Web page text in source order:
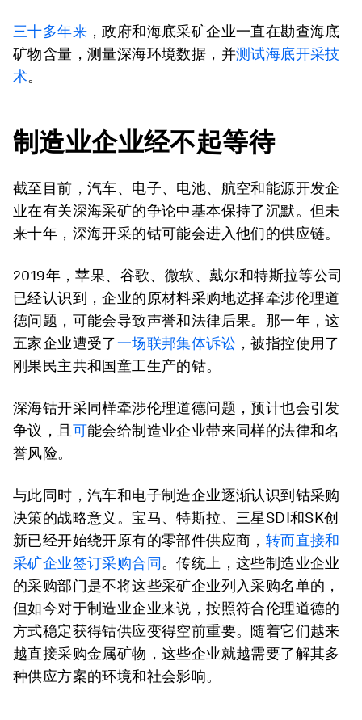
三十多年来 ，政府和海底采矿企业一直在勘查海底
矿物含量，测量深海环境数据，并测试海底开采技
术。
制造业企业经不起等待
截至目前，汽车、电子、电池、航空和能源开发企
业在有关深海采矿的争论中基本保持了沉默。但未
来十年，深海开采的钴可能会进入他们的供应链。
2019年，苹果、谷歌、微软、戴尔和特斯拉等公司
已经认识到，企业的原材料采购地选择牵涉伦理道
德问题，可能会导致声誉和法律后果。那一年，这
五家企业遭受了一场联邦集体诉讼 ，被指控使用了
刚果民主共和国童工生产的钴。
深海钴开采同样牵涉伦理道德问题，预计也会引发
争议，且 可能会给制造业企业带来同样的法律和名
誉风险。
与此同时，汽车和电子制造企业逐渐认识到钴采购
决策的战略意义。宝马、特斯拉、三星SDI和SK创
新已经开始绕开原有的零部件供应商， 转而直接和
采矿企业签订采购合同 。传统上，这些制造业企业
的采购部门是不将这些采矿企业列入采购名单的，
但如今对于制造业企业来说，按照符合伦理道德的
方式稳定获得钴供应变得空前重要。随着它们越来
越直接采购金属矿物，这些企业就越需要了解其多
种供应方案的环境和社会影响。